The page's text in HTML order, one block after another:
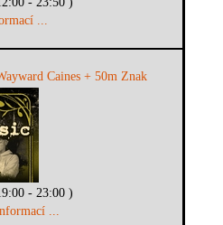
...
Caines + 50m Znak
- 23:00 )
...